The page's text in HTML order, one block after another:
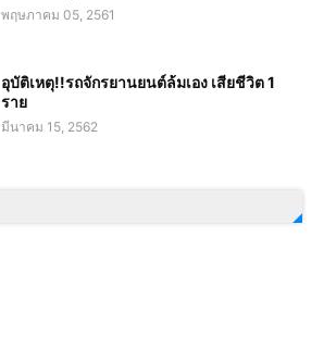
พฤษภาคม 05, 2561
อุบัติเหตุ!!รถจักรยานยนต์ล้มเอง เสียชีวิต 1
ราย
มีนาคม 15, 2562